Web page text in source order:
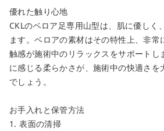
優れた触り心地
CKLのベロア足専用山型は、肌に優しく
ます。ベロアの素材はその特性上、非
触感が施術中のリラックスをサポートし
に感じる柔らかさが、施術中の快適さを
でしょう。
お手入れと保管方法
1. 表面の清掃